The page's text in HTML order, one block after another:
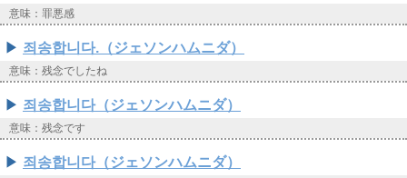
意味：罪悪感
죄송합니다.（ジェソンハムニダ）
意味：残念でしたね
죄송합니다（ジェソンハムニダ）
意味：残念です
죄송합니다（ジェソンハムニダ）